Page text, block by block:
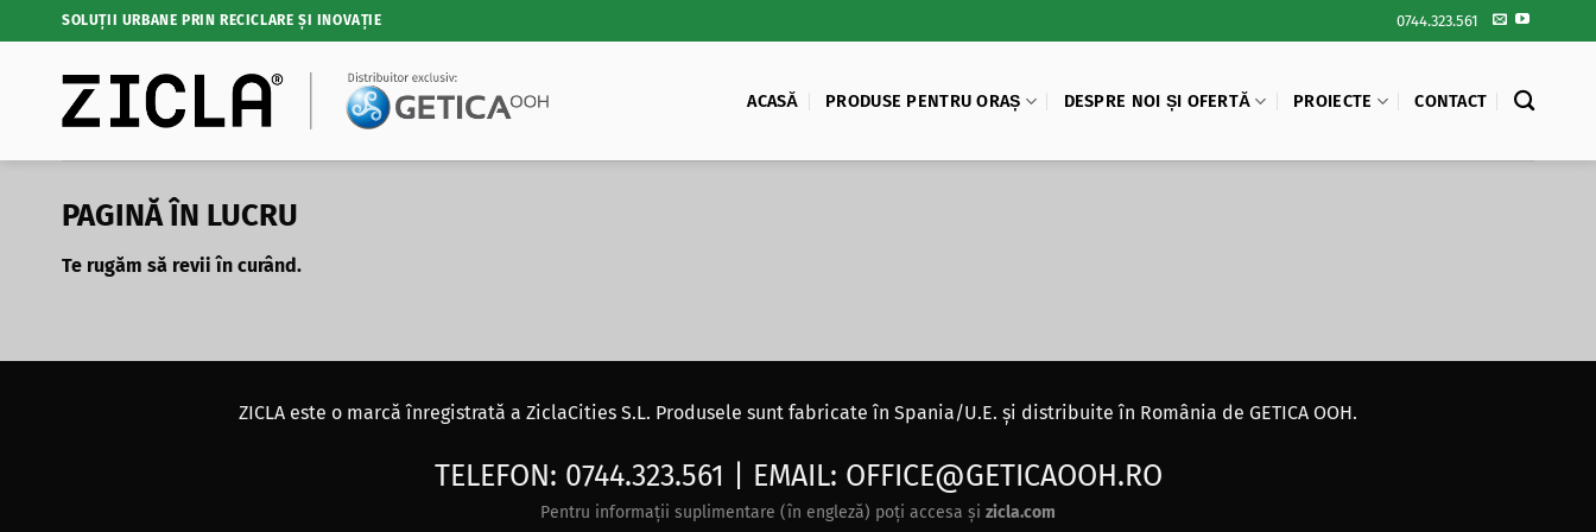
to
content
SOLUȚII URBANE PRIN RECICLARE ȘI INOVAȚIE 0744.323.561
ACASĂ PRODUSE PENTRU ORAȘ DESPRE NOI ȘI OFERTĂ PROIECTE CONTACT
PAGINĂ ÎN LUCRU
Te rugăm să revii în curând.
ZICLA este o marcă înregistrată a ZiclaCities S.L. Produsele sunt fabricate în Spania/U.E. și distribuite în România de GETICA OOH.
TELEFON: 0744.323.561 | EMAIL: OFFICE@GETICAOOH.RO
Pentru informații suplimentare (în engleză) poți accesa și zicla.com